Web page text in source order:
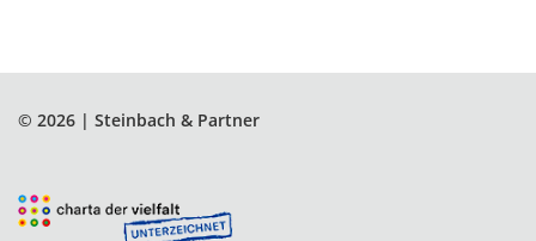
© 2026 | Steinbach & Partner